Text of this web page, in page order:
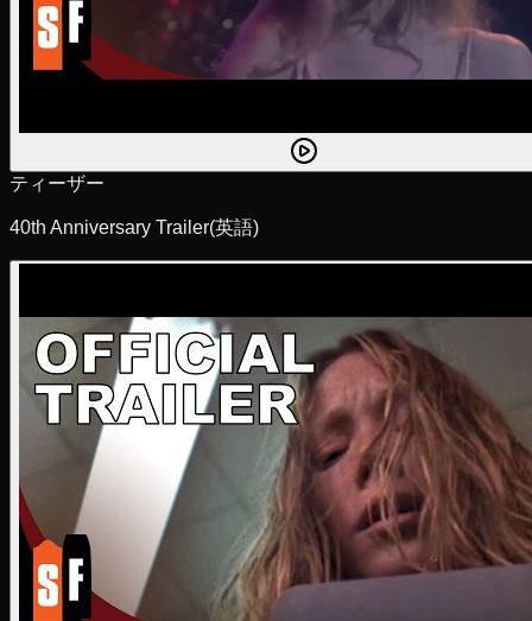
ティーザー
40th Anniversary Trailer(英語)